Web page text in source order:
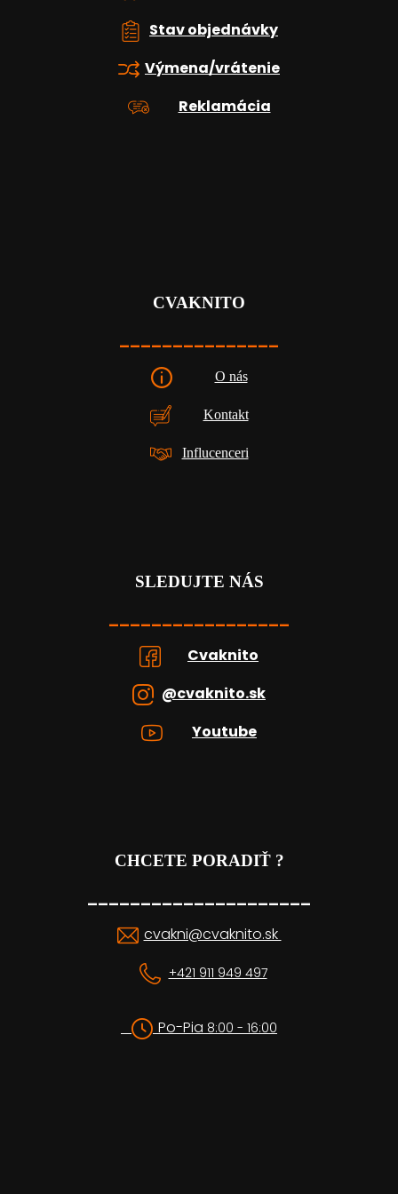
Stav objednávky
Výmena/vrátenie
Reklamácia
CVAKNITO
_______________
O nás
Kontakt
Influcenceri
SLEDUJTE NÁS
_________________
Cvaknito
@cvaknito.sk
Youtube
CHCETE PORADIŤ ?
_____________________
cvakni@cvaknito.sk
+421 911 949 497
Po-Pia 8:00 - 16:00